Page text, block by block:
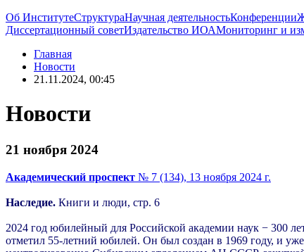
Об ИнститутеСтруктураНаучная деятельностьКонференции
Диссертационный советИздательство ИОАМониторинг и
Главная
Новости
21.11.2024, 00:45
Новости
21 ноября 2024
Академический проспект № 7 (134), 13 ноября 2024 г.
Наследие. Книги и люди, стр. 6
2024 год юбилейный для Российской академии наук − 300
отметил 55-летний юбилей. Он был создан в 1969 году, и